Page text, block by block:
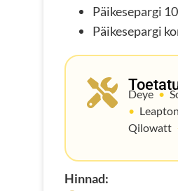
Päikesepargi
Päikesepargi
Deye•
• Leapton
Qilowatt
Hinnad: